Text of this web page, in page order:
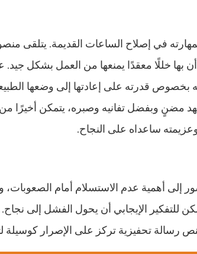
في إصلاح الساعات القديمة. يتلقى
بها خللًا معقدًا يمنعها من العمل بشكل
بخصوص قدرته على إعادتها إلى وضعها
مضنٍ وبفضل تفانيه وصبره، يتمكن أخيرًا من
ساعداه على النجاح.
أهمية عدم الاستسلام أمام الصعوبات،
للتفكير الإيجابي أن يحول الفشل إلى
رسالة تحفيزية تركز على الإصرار كوسيلة